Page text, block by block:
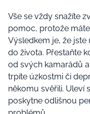
Vše se vždy snažíte
pomoc, protože máte
Výsledkem je, že jste
do života. Přestaňte
od svých kamarádů
trpíte úzkostmi či
někomu svěřili. Uleví
poskytne odlišnou